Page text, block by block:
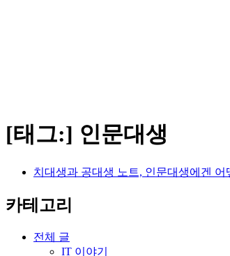
[태그:] 인문대생
치대생과 공대생 노트, 인문대생에겐 어
카테고리
전체 글
IT 이야기